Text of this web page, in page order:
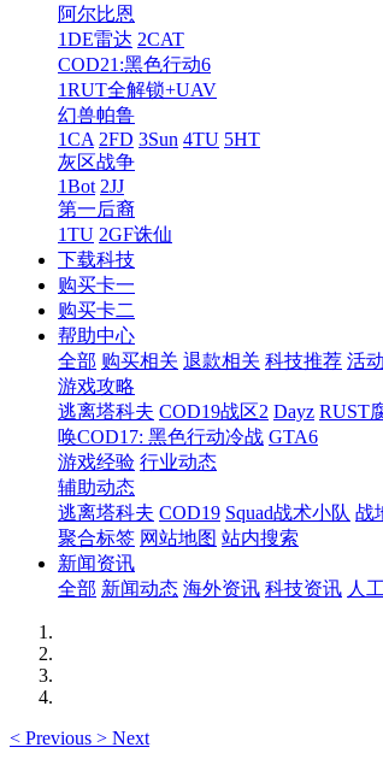
阿尔比恩
1DE雷达 2CAT
COD21:黑色行动6
1RUT全解锁+UAV
幻兽帕鲁
1CA 2FD 3Sun 4TU 5HT
灰区战争
1Bot 2JJ
第一后裔
1TU 2GF诛仙
下载科技
购买卡一
购买卡二
帮助中心
全部 购买相关 退款相关 科技推荐 活
游戏攻略
逃离塔科夫 COD19战区2 Dayz RUST
唤COD17: 黑色行动冷战 GTA6
游戏经验 行业动态
辅助动态
逃离塔科夫 COD19 Squad战术小队 战
聚合标签 网站地图 站内搜索
新闻资讯
全部 新闻动态 海外资讯 科技资讯 人
< Previous > Next